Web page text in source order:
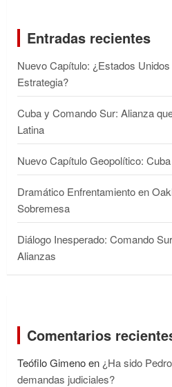
r
Entradas recientes
Nuevo Capítulo: ¿Estados
Estrategia?
Cuba y Comando Sur: Alianza
Latina
Nuevo Capítulo Geopolítico:
Dramático Enfrentamiento en
Sobremesa
Diálogo Inesperado: Comando
Alianzas
Comentarios
Teófilo Gimenoen ¿Ha sido
demandas judiciales?